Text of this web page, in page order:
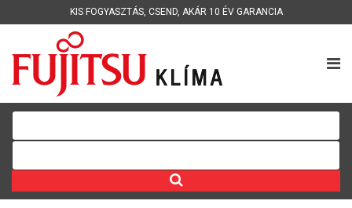
KIS FOGYASZTÁS, CSEND, AKÁR 10 ÉV GARANCIA